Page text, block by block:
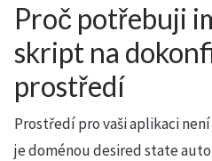
Proč potřebuji
skript na
prostředí
Prostředí pro vaši aplikaci
je doménou desired state